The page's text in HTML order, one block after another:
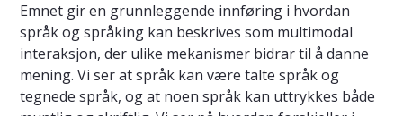
Emnet gir en grunnleggende innføring i hvordan
språk og språking kan beskrives som multimodal
interaksjon, der ulike mekanismer bidrar til å danne
mening. Vi ser at språk kan være talte språk og
tegnede språk, og at noen språk kan uttrykkes både